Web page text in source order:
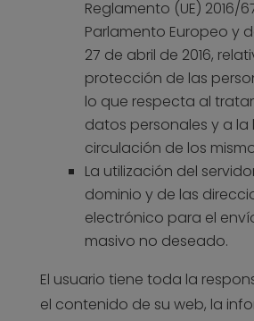
Reglamento (UE) 2016/
Parlamento Europeo y
27 de abril de 2016,
protección de las
lo que respecta al
datos personales y a la
circulación de los
La utilización del
dominio y de las
electrónico para el
masivo no deseado.
El usuario tiene toda la
el contenido de su web, la